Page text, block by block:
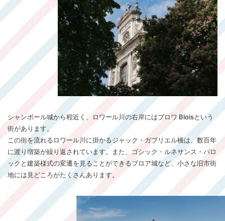
シャンボール城から程近く、ロワール川の右岸にはブロワ Bloisという
街があります。
この街を流れるロワール川に掛かるジャック・ガブリエル橋は、数百年
に渡り増築が繰り返されています。また、ゴシック・ルネサンス・バロ
ックと建築様式の変遷を見ることができるブロア城など、小さな旧市街
地には見どころがたくさんあります。